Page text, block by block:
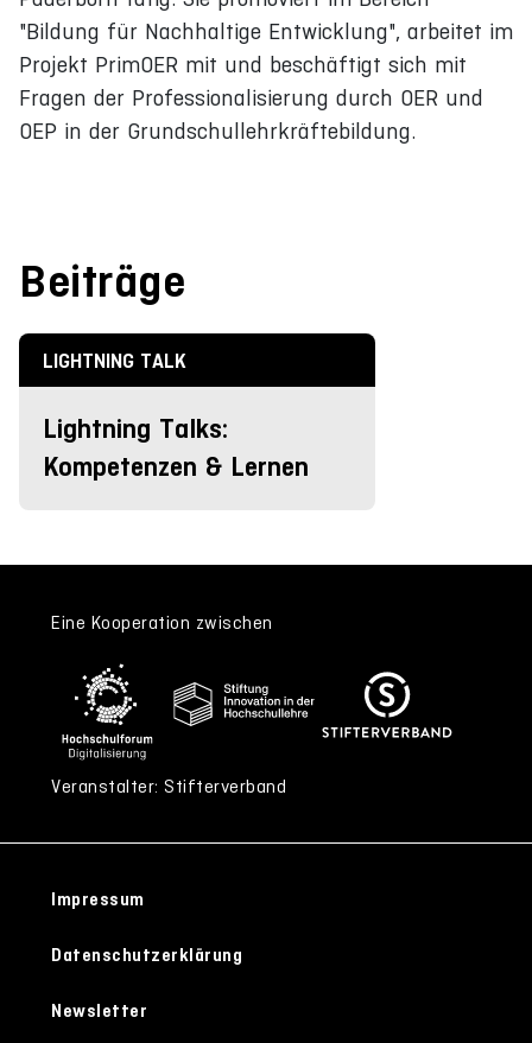
"Bildung für Nachhaltige Entwicklung", arbeitet im
Projekt PrimOER mit und beschäftigt sich mit
Fragen der Professionalisierung durch OER und
OEP in der Grundschullehrkräftebildung.
Beiträge
LIGHTNING TALK
Lightning Talks:
Kompetenzen & Lernen
Eine Kooperation zwischen
Veranstalter: Stifterverband
Impressum
Datenschutzerklärung
Newsletter